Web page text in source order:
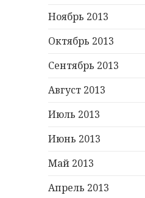
Ноябрь 2013
Октябрь 2013
Сентябрь 2013
Август 2013
Июль 2013
Июнь 2013
Май 2013
Апрель 2013